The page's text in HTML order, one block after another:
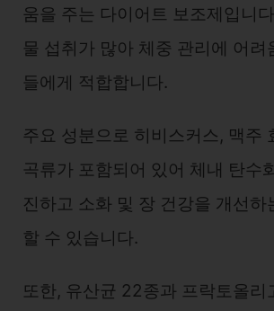
움을 주는 다이어트 보조제입니
물 섭취가 많아 체중 관리에 어려
들에게 적합합니다.
주요 성분으로 히비스커스, 맥주
곡류가 포함되어 있어 체내 탄수
진하고 소화 및 장 건강을 개선하
할 수 있습니다.
또한, 유산균 22종과 프락토올리